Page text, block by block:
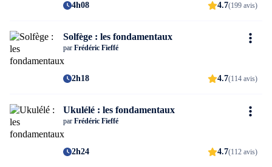
4h08 4.7(199 avis)
Solfège : les fondamentaux
par Frédéric Fieffé
2h18 4.7(114 avis)
Ukulélé : les fondamentaux
par Frédéric Fieffé
2h24 4.7(112 avis)